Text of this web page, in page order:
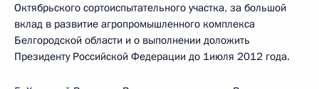
Октябрьского сортоиспытательного участка, за большой
вклад в развитие агропромышленного комплекса
Белгородской области и о выполнении доложить
Президенту Российской Федерации до 1июля 2012 года.